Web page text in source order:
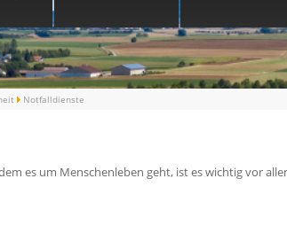
Notfalldienste
es um Menschenleben geht, ist es wichtig vor